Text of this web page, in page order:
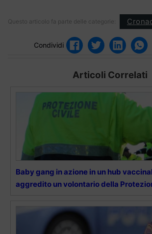
Questo articolo fa parte delle categorie:
Condividi
Articoli Correlati
Baby gang in azione in un hub
aggredito un volontario della